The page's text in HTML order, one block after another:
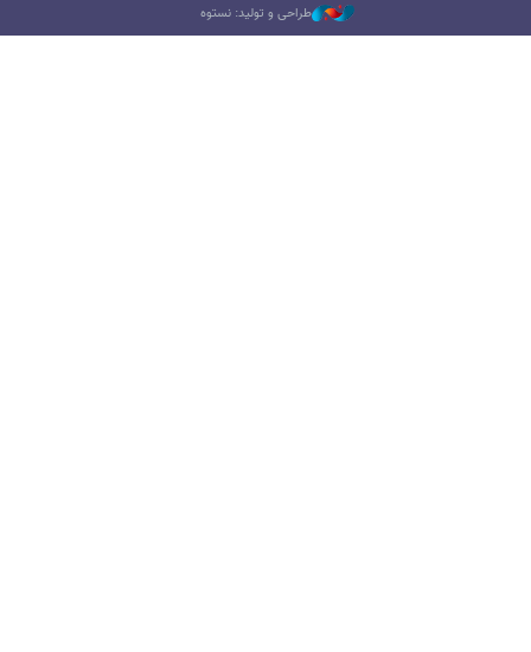
طراحی و تولید: نستوه